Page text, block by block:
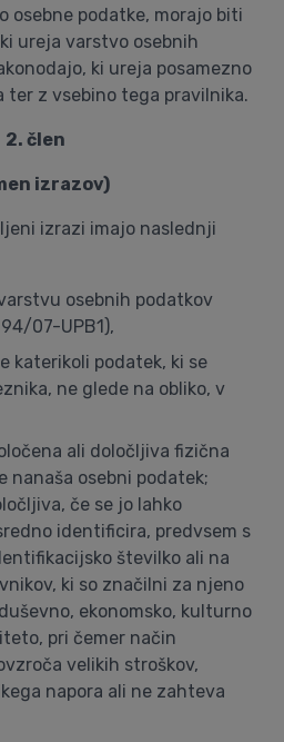
osebne podatke, morajo biti
ureja varstvo osebnih
ki ureja posamezno
ter z vsebino tega pravilnika.
2. člen
izrazov)
izrazi imajo naslednji
osebnih podatkov
07-UPB1),
katerikoli podatek, ki se
ne glede na obliko, v
ali določljiva fizična
nanaša osebni podatek;
če se jo lahko
identificira, predvsem s
številko ali na
ki so značilni za njeno
ekonomsko, kulturno
pri čemer način
velikih stroškov,
napora ali ne zahteva